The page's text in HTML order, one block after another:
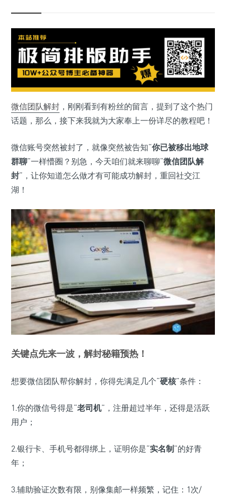
微信团队解封 ，刚刚看到有粉丝的留言，提到了这个热门
话题，那么，接下来我就为大家奉上一份详尽的教程吧！
微信账号突然被封了，就像突然被告知“你已被移出地球
群聊”一样懵圈？别急，今天咱们就来聊聊“微信团队解
封”，让你知道怎么做才有可能成功解封，重回社交江
湖！
关键点先来一波，解封秘籍预热！
想要微信团队帮你解封，你得先满足几个“硬核”条件：
1.你的微信号得是“老司机”，注册超过半年，还得是活跃
用户；
2.银行卡、手机号都得绑上，证明你是“实名制 ”的好青
年；
3.辅助验证次数有限，别像集邮一样频繁，记住：1次/